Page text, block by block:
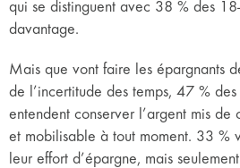
qui se distinguent avec 38 % des
davantage.
Mais que vont faire les épargnants
de l’incertitude des temps, 47 %
entendent conserver l’argent mis de
et mobilisable à tout moment. 33 %
leur effort d’épargne, mais